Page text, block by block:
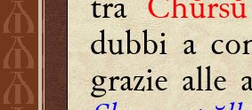
dubbi a
grazie alle